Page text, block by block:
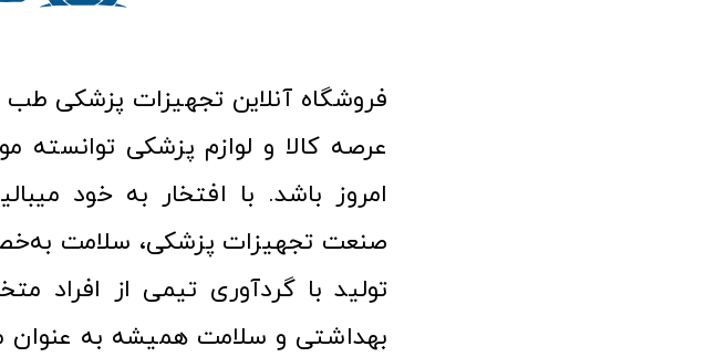
امروز باشد. با افتخار به خود
صنعت تجهیزات پزشکی، سلامت
تولید با گردآوری تیمی از افراد
بهداشتی و سلامت همیشه به عنوان